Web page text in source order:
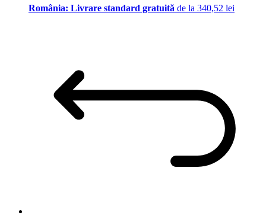
România: Livrare standard gratuită de la 340,52 lei